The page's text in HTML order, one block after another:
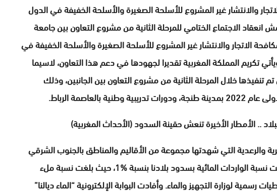
والانتشار غير المشروع للأسلحة الصغيرة والأسلحة الخفيفة في الدول
انعقاد الاجتماع الختامي للمرحلة الثانية من مشروع التعاون بين جامعة
الاتجار والانتشار غير المشروع للأسلحة الصغيرة والأسلحة الخفيفة في
تكريم المملكة المغربية تقديرا لجهودها في دعم هذا التعاون، لاسيما
تنفيذها خلال المرحلة الثانية من مشروع التعاون بين الجانبين، وذلك
بالعاصمة الرباط.
.. الأمطار الأخيرة تنعش حقينة السدود (الأحداث المغربية)
التي شهدتها مجموعة من الأقاليم والمناطق بالجنوب الشرقي
للمملكة خلال اليومين الماضيين، ارتفعت نسبة الواردات المائية بسدود بلادنا بنسبة %1، حيث بلغت نسبة ملء
حوالي %28 حسب معطيات رسمية لوزارة التجهيز والماء. وأفادت البوابة الإلكترونية “الماء ديالنا”